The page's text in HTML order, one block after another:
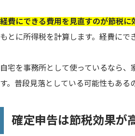
経費にできる費用を見直すのが節税に
もとに所得税を計算します。経費に
自宅を事務所として使っているなら
す。普段見落としている可能性もあ
確定申告は節税効果が